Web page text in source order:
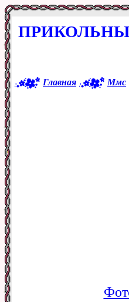
Главная Ммс